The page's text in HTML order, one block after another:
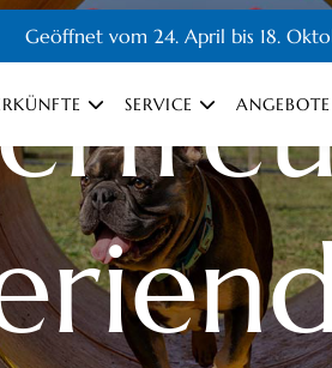
Geöffnet vom 24. April bis 18.
SERVICE ANGEBOTE